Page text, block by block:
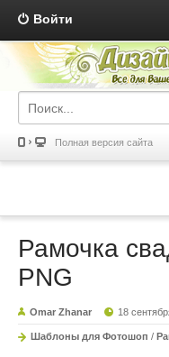
Войти
Полная версия сайта
Рамочка
PNG
Omar Zhanar 18
Шаблоны для Фотошоп /